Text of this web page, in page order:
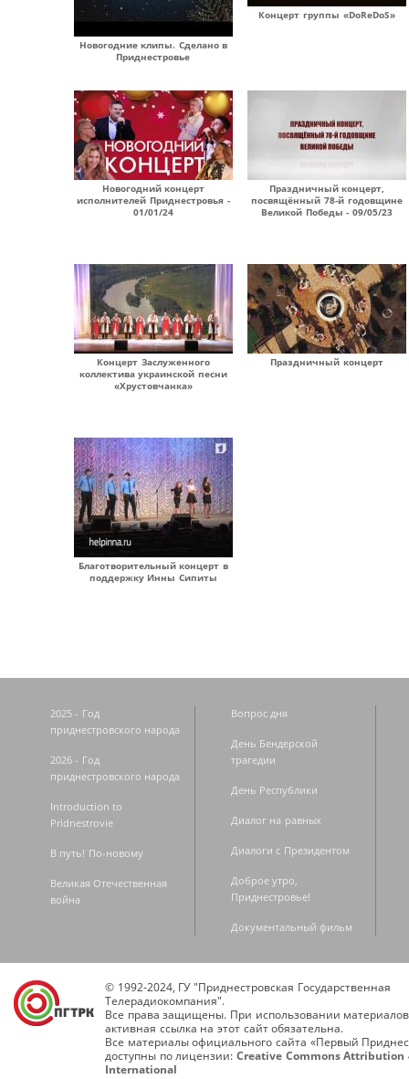
Новогодние клипы. Сделано в
Приднестровье
Концерт группы «DoReDoS»
Новогодний концерт
исполнителей Приднестровья -
01/01/24
Праздничный концерт,
посвящённый 78-й годовщине
Великой Победы - 09/05/23
Концерт Заслуженного
коллектива украинской песни
«Хрустовчанка»
Праздничный концерт
Благотворительный концерт в
поддержку Инны Сипиты
2025 - Год
приднестровского народа
2026 - Год
приднестровского народа
Introduction to
Pridnestrovie
В путь! По-новому
Великая Отечественная
война
Вопрос дня
День Бендерской
трагедии
День Республики
Диалог на равных
Диалоги с Президентом
Доброе утро,
Приднестровье!
Документальный фильм
© 1992-2024, ГУ "Приднестровская Государственная
Телерадиокомпания".
Все права защищены. При использовании
активная ссылка на этот сайт обязательна.
Все материалы официального сайта «Первый
доступны по лицензии: Creative Commons Attribution
International